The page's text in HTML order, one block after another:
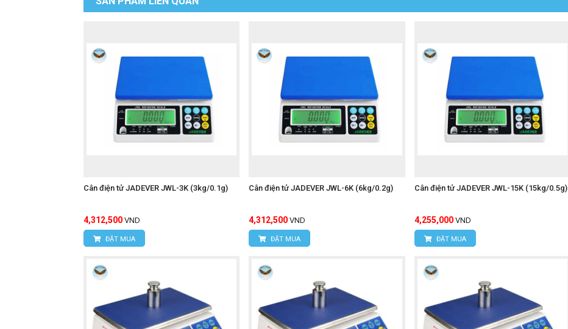
Cân điện tử JADEVER JWL-3K (3kg/0.1g)
4,312,500 VND
ĐẶT MUA
Cân điện tử JADEVER JWL-6K (6kg/0.2g)
4,312,500 VND
ĐẶT MUA
Cân điện tử JADEVER JWL-15K (15kg/0.5g)
4,255,000 VND
ĐẶT MUA